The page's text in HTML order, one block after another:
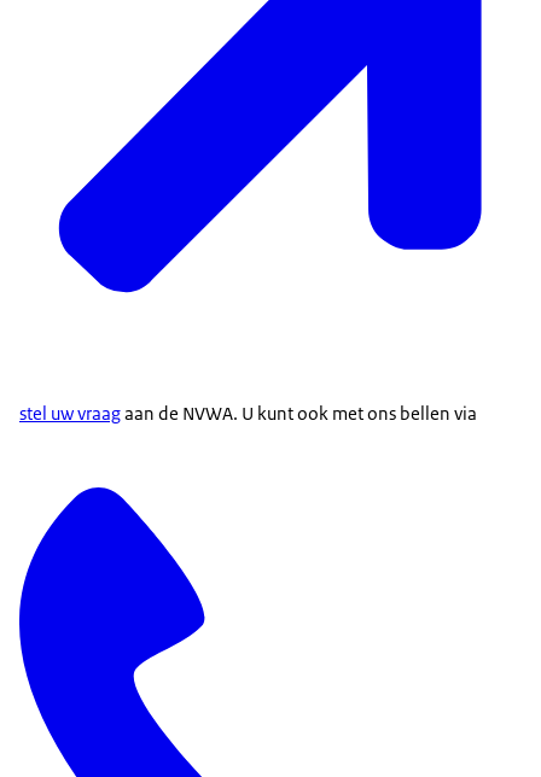
stel uw vraagaan de NVWA. U kunt ook met ons bellen via